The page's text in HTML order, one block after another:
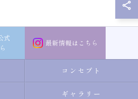
式
最新情報はこちら
コンセプト
ギャラリー